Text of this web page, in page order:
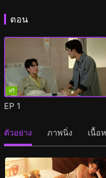
ตอน
ฟรี
EP 1
ตัวอย่าง ภาพนิ่ง เนื้อ